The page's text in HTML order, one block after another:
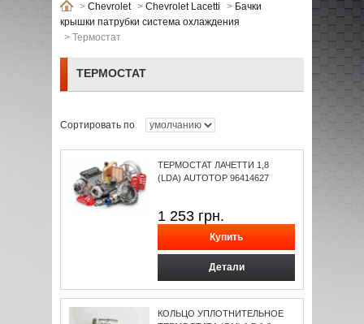
> Chevrolet > Chevrolet Lacetti > Бачки
крышки патрубки система охлаждения
> Термостат
ТЕРМОСТАТ
Сортировать по
ТЕРМОСТАТ ЛАЧЕТТИ 1,8
(LDA) AUTOTOP 96414627
1 253 грн.
Детали
КОЛЬЦО УПЛОТНИТЕЛЬНОЕ